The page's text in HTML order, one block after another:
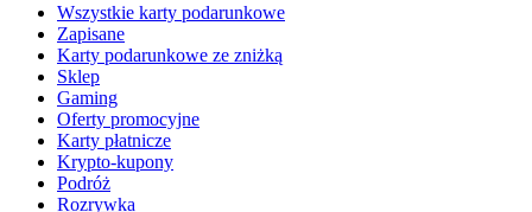
Wszystkie karty podarunkowe
Zapisane
Karty podarunkowe ze zniżką
Sklep
Gaming
Oferty promocyjne
Karty płatnicze
Krypto-kupony
Podróż
Rozrywka